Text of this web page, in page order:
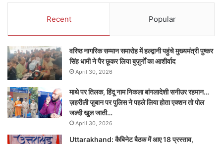
Recent Popular
वरिष्ठ नागरिक सम्मान समारोह में हल्द्वानी पहुंचे मुख्यमंत्री पुष्कर
सिंह धामी ने पैर छूकर लिया बुज़ुर्गों का आशीर्वाद
April 30, 2026
माथे पर तिलक, हिंदू नाम निकला बांगलादेशी सनीउर रहमान…
ज़हरीली जु़बान पर पुलिस ने पहले लिया होता एक्शन तो पोल
जल्दी खुल जाती…
April 30, 2026
Uttarakhand: कैबिनेट बैठक में आए 18 प्रस्ताव,